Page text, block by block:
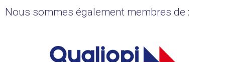
Nous sommes également membres de :